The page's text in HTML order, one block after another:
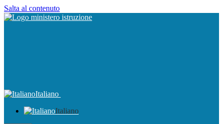
Salta al contenuto
Italiano
Italiano